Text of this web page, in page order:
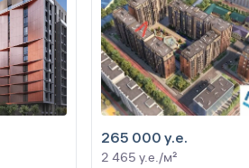
265 000 y.e.
2 465 y.e./м²